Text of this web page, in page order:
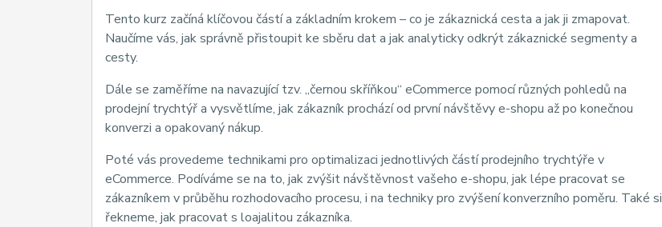
Tento kurz začíná klíčovou částí a základním krokem – co je zákaznická cesta a jak ji zmapovat.
Naučíme vás, jak správně přistoupit ke sběru dat a jak analyticky odkrýt zákaznické segmenty a
cesty.
Dále se zaměříme na navazující tzv. „černou skříňkou“ eCommerce pomocí různých pohledů na
prodejní trychtýř a vysvětlíme, jak zákazník prochází od první návštěvy e-shopu až po konečnou
konverzi a opakovaný nákup.
Poté vás provedeme technikami pro optimalizaci jednotlivých částí prodejního trychtýře v
eCommerce. Podíváme se na to, jak zvýšit návštěvnost vašeho e-shopu, jak lépe pracovat se
zákazníkem v průběhu rozhodovacího procesu, i na techniky pro zvýšení konverzního poměru. Také si
řekneme, jak pracovat s loajalitou zákazníka.